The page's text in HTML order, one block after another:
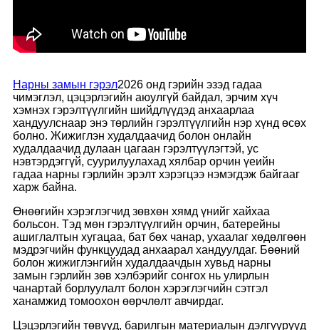
Нарны замын гэрэл2026 онд гэрийн эзэд гадаа
чимэглэл, цэцэрлэгийн аюулгүй байдал, эрчим хүч
хэмнэх гэрэлтүүлгийн шийдлүүдэд анхаарлаа
хандуулснаар энэ төрлийн гэрэлтүүлгийн нэр хүнд өсөх
болно. Жижиглэн худалдаачид болон онлайн
худалдаачид дулаан цагаан гэрэлтүүлэгтэй, ус
нэвтэрдэггүй, суурилуулахад хялбар орчин үеийн
гадаа нарны гэрлийн эрэлт хэрэгцээ нэмэгдэж байгааг
харж байна.
Өнөөгийн хэрэглэгчид зөвхөн хямд үнийг хайхаа
больсон. Тэд мөн гэрэлтүүлгийн орчин, батерейны
ашиглалтын хугацаа, бат бөх чанар, ухаалаг хөдөлгөөн
мэдрэгчийн функцуудад анхаарал хандуулдаг. Бөөний
болон жижиглэнгийн худалдаачдын хувьд нарны
замын гэрлийн зөв хэлбэрийг сонгох нь улирлын
чанартай борлуулалт болон хэрэглэгчийн сэтгэл
ханамжид томоохон өөрчлөлт авчирдаг.
Цэцэрлэгийн төвүүд, барилгын материалын дэлгүүрүүд